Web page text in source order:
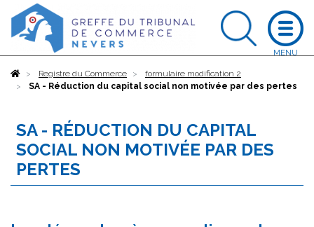
AccueilRegistre du Commerce
formulaire modification 2
SA - Réduction du capital social non motivée par des pertes
SA - RÉDUCTION DU CAPITAL
SOCIAL NON MOTIVÉE PAR DES
PERTES